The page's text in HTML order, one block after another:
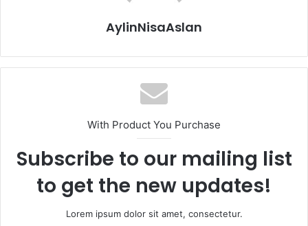
AylinNisaAslan
With Product You Purchase
Subscribe to our mailing list
to get the new updates!
Lorem ipsum dolor sit amet, consectetur.